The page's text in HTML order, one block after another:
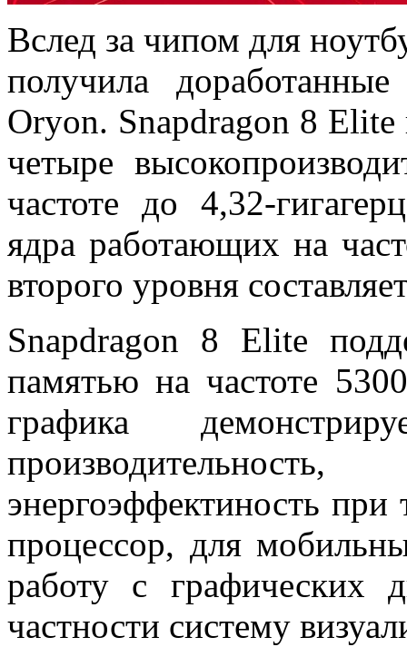
Вслед за чипом для
получила
Oryon. Snapdragon 8 Elite
четыре
частоте до 4,32-
ядра работающих на
второго уровня
Snapdragon 8 Elite
памятью на частоте
графика
энергоэффектиность
процессор, для
работу с
частности систему